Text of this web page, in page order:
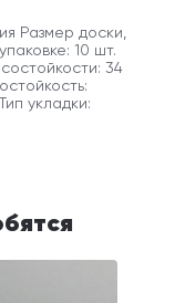
Размер доски,
10 шт.
34
укладки: